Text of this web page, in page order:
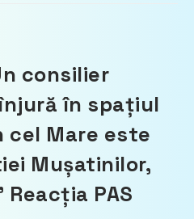
consilier
în spațiul
cel Mare este
Mușatinilor,
PAS